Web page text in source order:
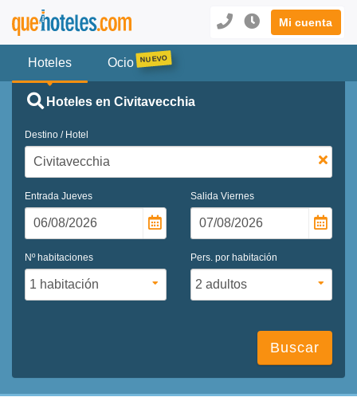
Mi cuenta
Hoteles Ocio
Hoteles en Civitavecchia
Destino / Hotel
Entrada Jueves Salida Viernes
Nº habitaciones Pers. por habitación
Buscar